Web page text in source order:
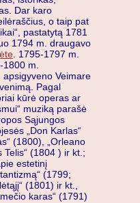
Dar karo
o taip pat
pastatytą 1781
1794 m. draugavo
. 1795-1797 m.
1800 m.
apsigyveno Veimare
Pagal
kūrė operas ar
muziką parašė
Sąjungos
„Don Karlas“
(1800), „Orleano
Telis“ (1804 ) ir kt.;
estetinį
(1799;
(1801) ir kt.,
karas“ (1791)